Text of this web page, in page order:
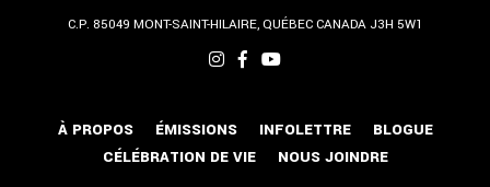
C.P. 85049 MONT-SAINT-HILAIRE, QUÉBECCANADA J3H 5W1
À PROPOS ÉMISSIONS INFOLETTRE
BLOGUE
CÉLÉBRATION DE VIE
NOUS JOINDRE